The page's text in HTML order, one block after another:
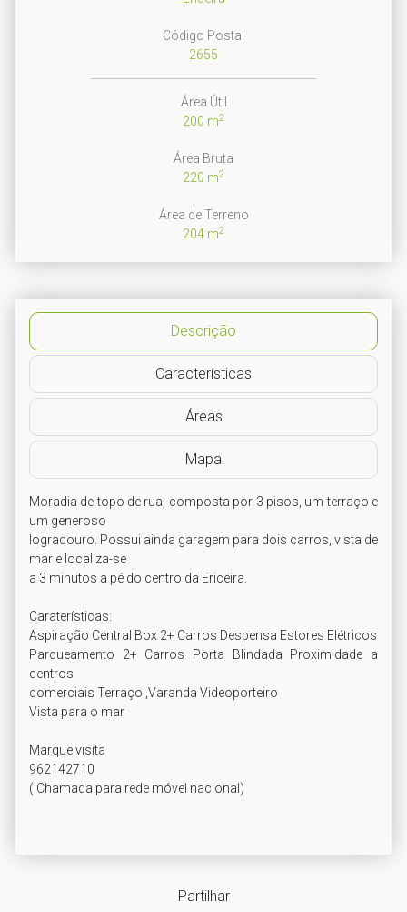
Código Postal
2655
Área Útil
200 m2
Área Bruta
220 m2
Área de Terreno
204 m2
Partilhar
Descrição
Características
Áreas
Mapa
Moradia de topo de rua, composta por 3 pisos, um terraço e
um generoso
logradouro. Possui ainda garagem para dois carros, vista de
mar e localiza-se
a 3 minutos a pé do centro da Ericeira.
Caraterísticas:
Aspiração Central Box 2+ Carros Despensa Estores Elétricos
Parqueamento 2+ Carros Porta Blindada Proximidade a
centros
comerciais Terraço ,Varanda Videoporteiro
Vista para o mar
Marque visita
962142710
( Chamada para rede móvel nacional)